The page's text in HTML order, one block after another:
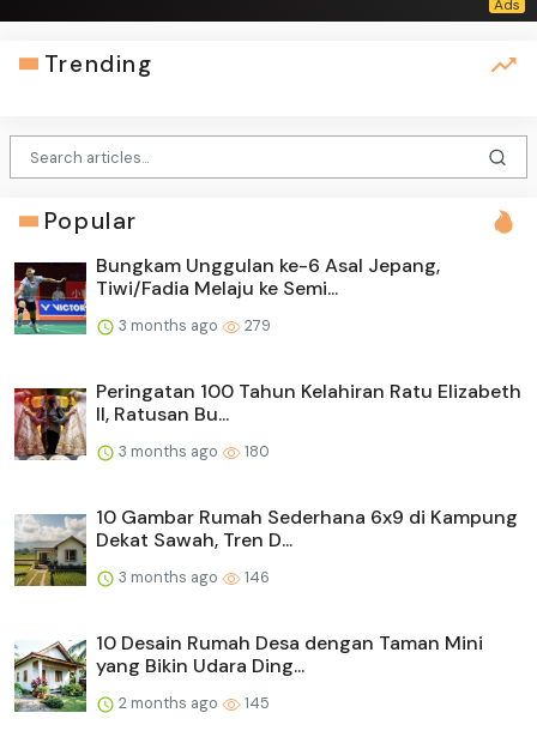
Trending
Popular
Bungkam Unggulan ke-6 Asal Jepang,
Tiwi/Fadia Melaju ke Semi...
3 months ago 279
Peringatan 100 Tahun Kelahiran Ratu Elizabeth
II, Ratusan Bu...
3 months ago 180
10 Gambar Rumah Sederhana 6x9 di Kampung
Dekat Sawah, Tren D...
3 months ago 146
10 Desain Rumah Desa dengan Taman Mini
yang Bikin Udara Ding...
2 months ago 145